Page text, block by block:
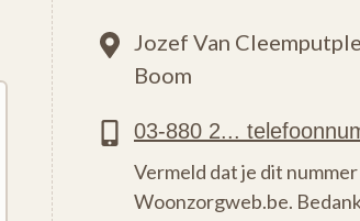
Jozef Van
Boom
Vermeld dat je dit
Woonzorgweb.be.